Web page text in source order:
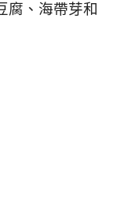
腐、海帶芽和